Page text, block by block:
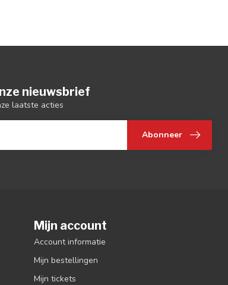
nieuwsbrief
laatste acties
Abonneer
Mijn account
Account informatie
Mijn bestellingen
Mijn tickets